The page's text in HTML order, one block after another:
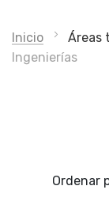
Inicio Áreas
Ingenierías
Ordenar